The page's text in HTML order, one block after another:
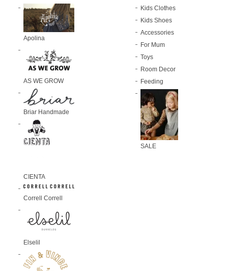
Apolina
AS WE GROW
Briar Handmade
CIENTA
Correll Correll
Elselil
Kids Clothes
Kids Shoes
Accessories
For Mum
Toys
Room Decor
Feeding
SALE